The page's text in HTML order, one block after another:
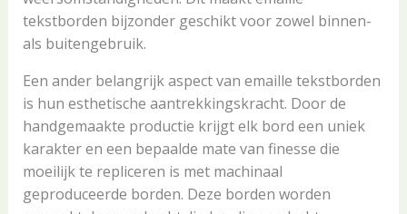
tekstborden bijzonder geschikt voor zowel binnen-
als buitengebruik.
Een ander belangrijk aspect van emaille tekstborden
is hun esthetische aantrekkingskracht. Door de
handgemaakte productie krijgt elk bord een uniek
karakter en een bepaalde mate van finesse die
moeilijk te repliceren is met machinaal
geproduceerde borden. Deze borden worden